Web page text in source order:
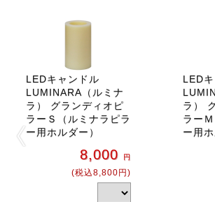
LEDキャンドル
LUMINARA（ルミナ
ラ） グランディオピ
ラーＳ（ルミナラピラ
ー用ホルダー）
8,000 円
(税込8,800円)
LED
ラ）
ラー
ー用ホ